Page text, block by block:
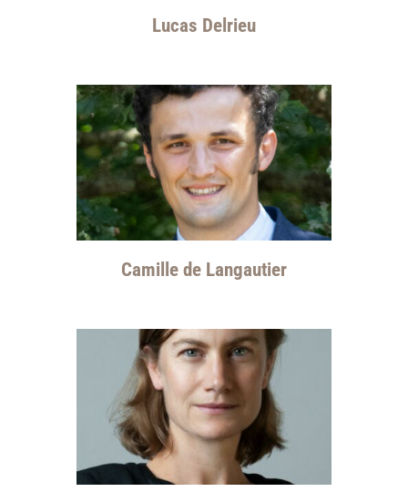
Lucas Delrieu
Camille de Langautier